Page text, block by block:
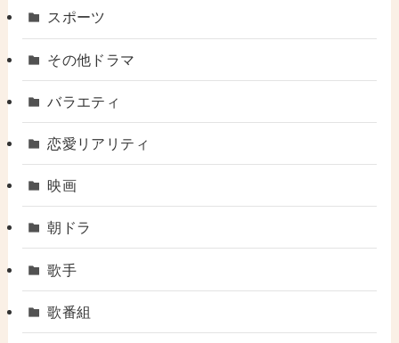
スポーツ
その他ドラマ
バラエティ
恋愛リアリティ
映画
朝ドラ
歌手
歌番組